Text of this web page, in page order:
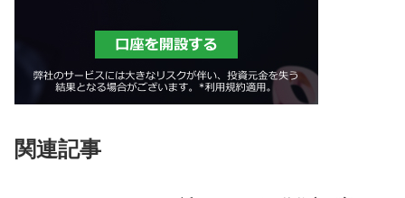
関連記事